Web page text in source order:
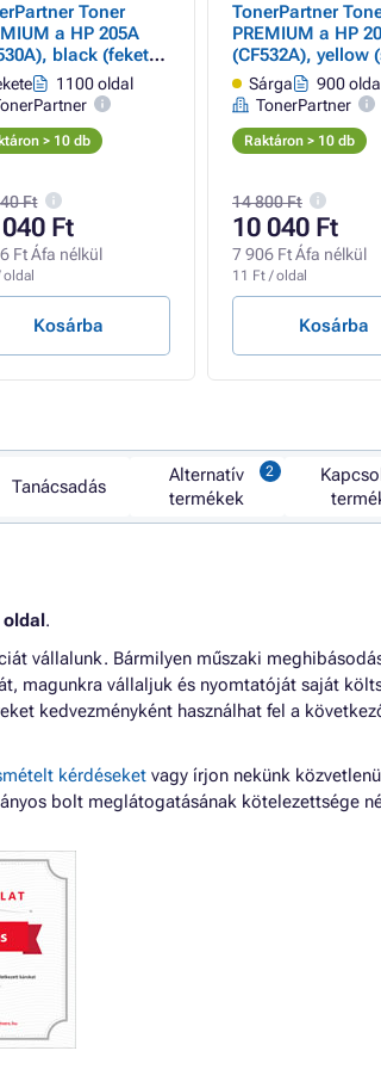
Toner
a HP 205A
black (fekete )
1100 oldal
> 10 db
Ft
Ft
Ft Áfa nélkül
Kosárba
TonerPartner
PREMIUM a HP
(CF532A), yellow
számára
Sárga
900
TonerPartner
Raktáron > 10 db
14 800 Ft
10 040 Ft
7 906 Ft Áfa nélkül
11 Ft / oldal
Kosárba
Tanácsadás
Alternatív
termékek
oldal.
vállalunk. Bármilyen műszaki
magunkra vállaljuk és nyomtatóját saját
kedvezményként használhat fel a
kérdéseket vagy írjon nekünk
bolt meglátogatásának kötelezettsége